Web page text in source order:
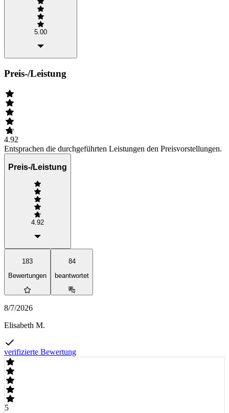
5.00
Preis-/Leistung
4.92
Entsprachen die durchgeführten Leistungen den Preisvorstellungen.
Preis-/Leistung
4.92
183
Bewertungen
84
beantwortet
8/7/2026
Elisabeth M.
verifizierte Bewertung
5